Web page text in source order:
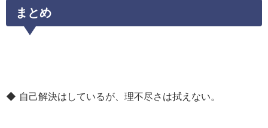
まとめ
◆ 自己解決はしているが、理不尽さは拭えない。